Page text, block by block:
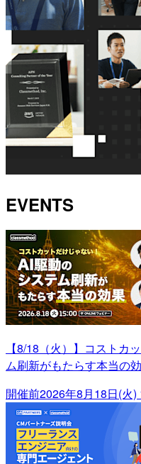
EVENTS
【8/18（火）】コストカ
ム刷新がもたらす本当の
開催前2026年8月18日(火)